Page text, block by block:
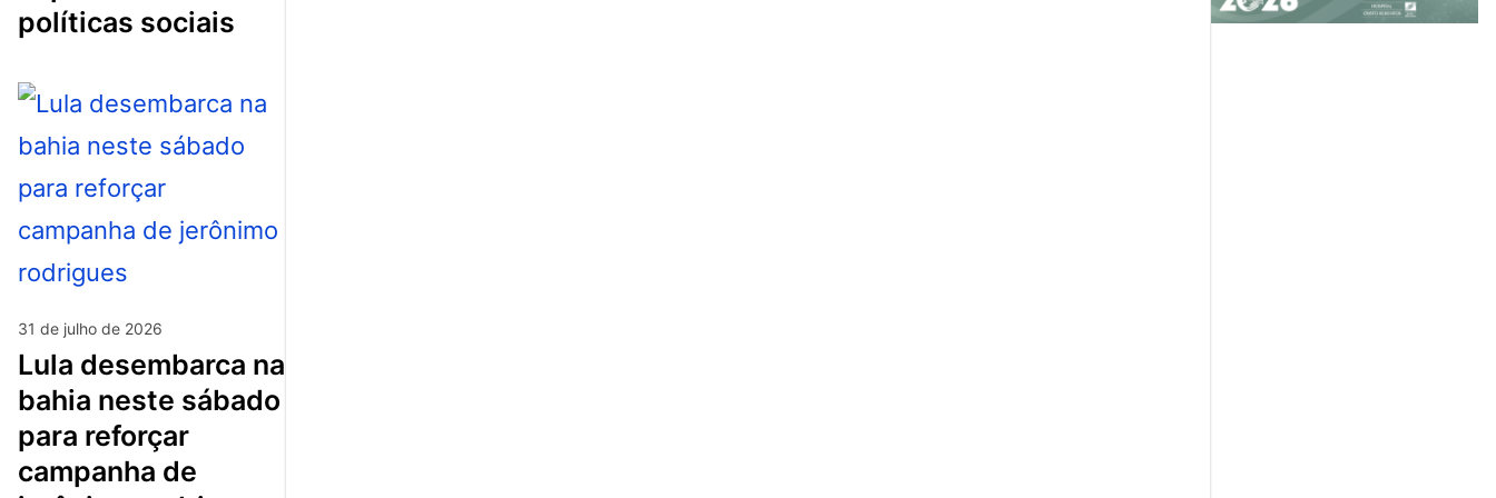
políticas sociais
31 de julho de 2026
lula desembarca na
bahia neste sábado
para reforçar
campanha de